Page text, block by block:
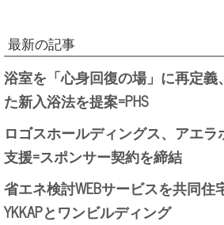
最新の記事
浴室を「心身回復の場」に再定義
た新入浴法を提案=PHS
ロゴスホールディングス、アエ
支援=スポンサー契約を締結
省エネ検討WEBサービスを共同住
YKKAPとワンビルディング